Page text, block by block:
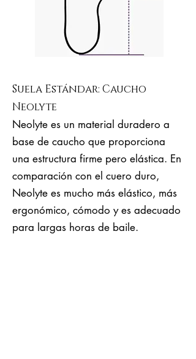
Suela Estándar: Caucho
Neolyte
Neolyte es un material duradero a
base de caucho que proporciona
una estructura firme pero elástica. En
comparación con el cuero duro,
Neolyte es mucho más elástico, más
ergonómico, cómodo y es adecuado
para largas horas de baile.